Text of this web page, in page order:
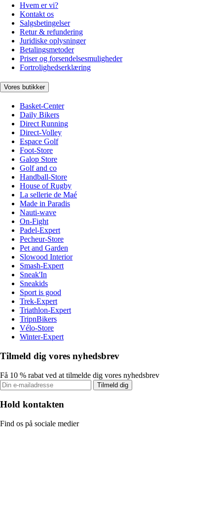
Hvem er vi?
Kontakt os
Salgsbetingelser
Retur & refundering
Juridiske oplysninger
Betalingsmetoder
Priser og forsendelsesmuligheder
Fortrolighedserklæring
Vores butikker
Basket-Center
Daily Bikers
Direct Running
Direct-Volley
Espace Golf
Foot-Store
Galop Store
Golf and co
Handball-Store
House of Rugby
La sellerie de Maé
Made in Paradis
Nauti-wave
On-Fight
Padel-Expert
Pecheur-Store
Pet and Garden
Slowood Interior
Smash-Expert
Sneak'In
Sneakids
Sport is good
Trek-Expert
Triathlon-Expert
TripnBikers
Vélo-Store
Winter-Expert
Tilmeld dig vores nyhedsbrev
Få 10 % rabat ved at tilmelde dig vores nyhedsbrev
Tilmeld dig
Hold kontakten
Find os på sociale medier